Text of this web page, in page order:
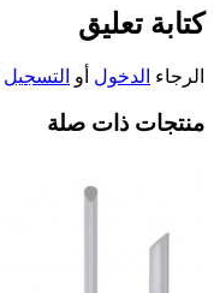
كتابة تعليق
الرجاء الدخول أو التسجيل
منتجات ذات صلة